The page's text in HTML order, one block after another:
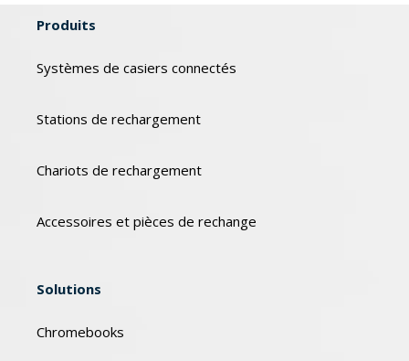
Produits
Systèmes de casiers connectés
Stations de rechargement
Chariots de rechargement
Accessoires et pièces de rechange
Solutions
Chromebooks